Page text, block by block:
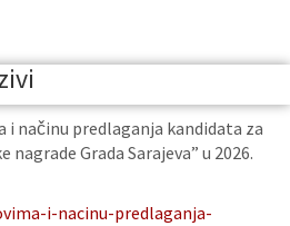
i načinu predlaganja kandidata za
Grada Sarajeva” u 2026.
i-nacinu-predlaganja-